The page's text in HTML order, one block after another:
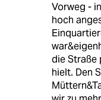
Vorweg -
hoch
die Straße
hielt. Den